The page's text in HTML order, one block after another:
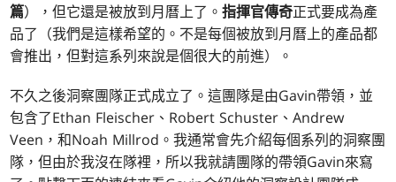
篇），但它還是被放到月曆上了。指揮官傳奇正式要成為產
品了（我們是這樣希望的。不是每個被放到月曆上的產品都
會推出，但對這系列來說是個很大的前進）。
不久之後洞察團隊正式成立了。這團隊是由Gavin帶領，並
包含了Ethan Fleischer、Robert Schuster、Andrew
Veen，和Noah Millrod。我通常會先介紹每個系列的洞察團
隊，但由於我沒在隊裡，所以我就請團隊的帶領Gavin來寫